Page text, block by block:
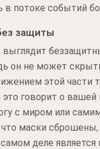
в потоке событий
защиты
выглядит
он не может
этой части
это говорит о вашей
с миром или
что маски
деле